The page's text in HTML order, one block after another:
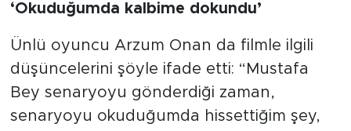
‘Okuduğumda kalbime dokundu’
Ünlü oyuncu Arzum Onan da filmle ilgili
düşüncelerini şöyle ifade etti: “Mustafa
Bey senaryoyu gönderdiği zaman,
senaryoyu okuduğumda hissettiğim şey,